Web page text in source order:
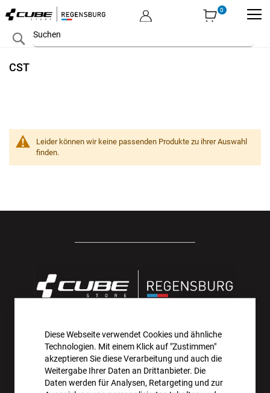
Diese Webseite verwendet Cookies und ähnliche
Technologien. Mit einem Klick auf "Zustimmen"
akzeptieren Sie diese Verarbeitung und auch die
Weitergabe Ihrer Daten an Drittanbieter. Die
Daten werden für Analysen, Retargeting und zur
Inhalt
Search
CST
Leider können wir keine passenden Produkte zu ihrer Auswahl
finden.
AKTIONEN UND NEUHEITEN ABONNIEREN UND
10€ GUTSCHEIN SICHERN!**
ANMELDEN